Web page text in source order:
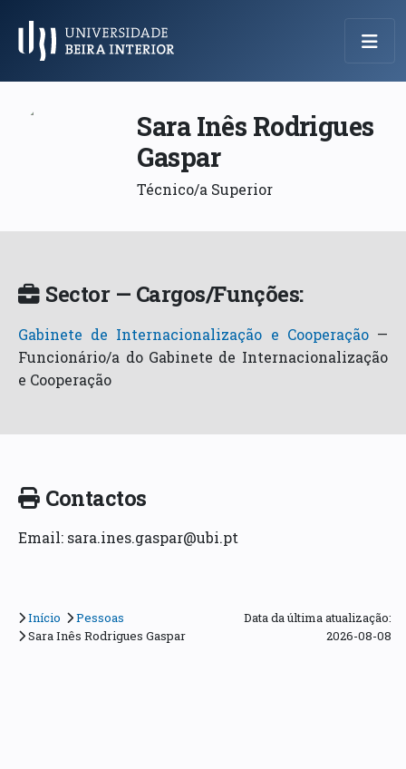
Menu Principal
Sara Inês Rodrigues
Gaspar
Técnico/a Superior
Sector — Cargos/Funções:
Gabinete de Internacionalização e Cooperação —
Funcionário/a do Gabinete de Internacionalização
e Cooperação
Contactos
Email: sara.ines.gaspar@ubi.pt
Início
Pessoas
Sara Inês Rodrigues Gaspar
Data da última atualização:
2026-08-08